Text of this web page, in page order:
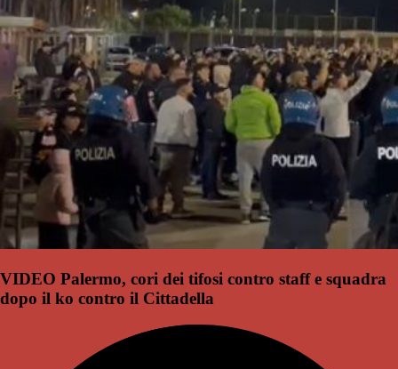
VIDEO Palermo, cori dei tifosi contro staff e squadra
dopo il ko contro il Cittadella